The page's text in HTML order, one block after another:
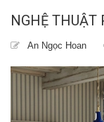
An Ngọc Hoan